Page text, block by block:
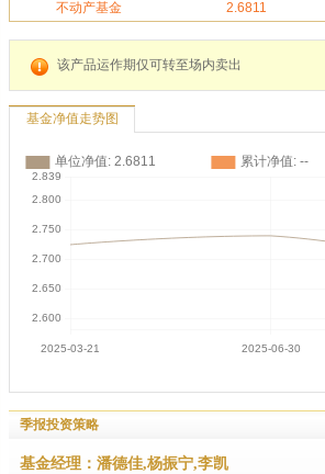
不动产基金
2.6811
该产品运作期仅可转至场内卖出
基金净值走势图
季报投资策略
基金经理：潘德佳,杨振宁,李凯